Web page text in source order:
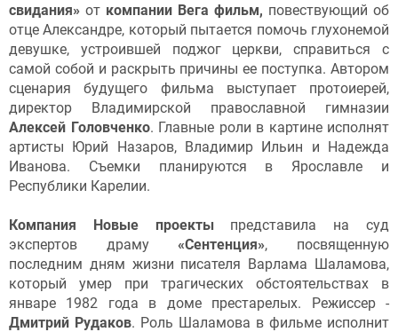
свидания» от компании Вега фильм, повествующий об
отце Александре, который пытается помочь глухонемой
девушке, устроившей поджог церкви, справиться с
самой собой и раскрыть причины ее поступка. Автором
сценария будущего фильма выступает протоиерей,
директор Владимирской православной гимназии
Алексей Головченко. Главные роли в картине исполнят
артисты Юрий Назаров, Владимир Ильин и Надежда
Иванова. Съемки планируются в Ярославле и
Республики Карелии.
Компания Новые проекты представила на суд
экспертов драму«Сентенция», посвященную
последним дням жизни писателя Варлама Шаламова,
который умер при трагических обстоятельствах в
январе 1982 года в доме престарелых. Режиссер -
Дмитрий Рудаков. Роль Шаламова в фильме исполнит